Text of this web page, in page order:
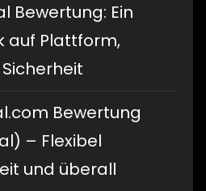
Bewertung: Ein
auf Plattform,
Bewertung
– Flexibel
und überall